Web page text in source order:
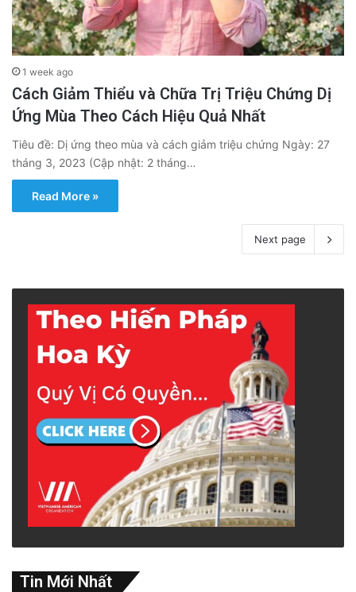
1 week ago
Cách Giảm Thiểu và Chữa Trị Triệu Chứng Dị
Ứng Mùa Theo Cách Hiệu Quả Nhất
Tiêu đề: Dị ứng theo mùa và cách giảm triệu chứng Ngày: 27
tháng 3, 2023 (Cập nhật: 2 tháng…
Read More »
Next page
Tin Mới Nhất